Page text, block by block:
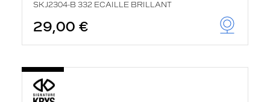
SKJ2304-B 332 ECAILLE BRILLANT
29,00 €